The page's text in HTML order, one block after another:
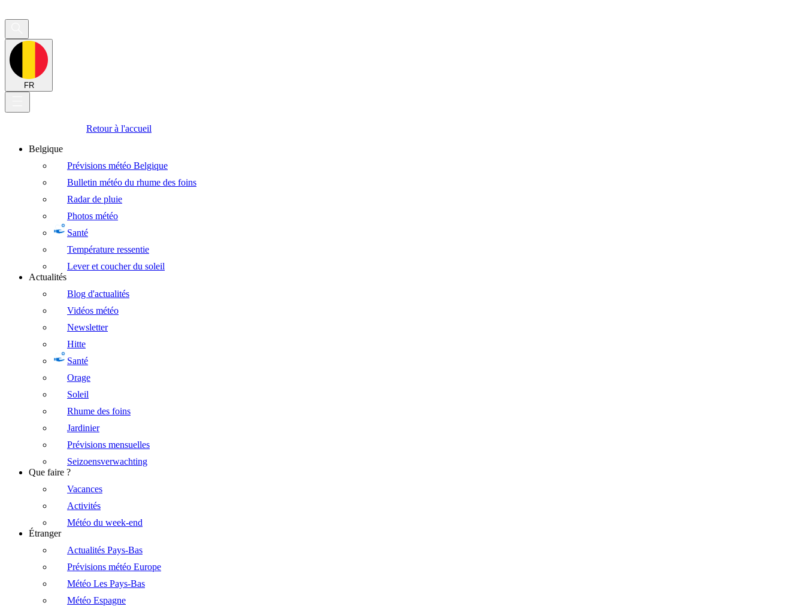
FR
Retour à l'accueil
Belgique
Prévisions météo Belgique
Bulletin météo du rhume des foins
Radar de pluie
Photos météo
Santé
Température ressentie
Lever et coucher du soleil
Actualités
Blog d'actualités
Vidéos météo
Newsletter
Hitte
Santé
Orage
Soleil
Rhume des foins
Jardinier
Prévisions mensuelles
Seizoensverwachting
Que faire ?
Vacances
Activités
Météo du week-end
Étranger
Actualités Pays-Bas
Prévisions météo Europe
Météo Les Pays-Bas
Météo Espagne